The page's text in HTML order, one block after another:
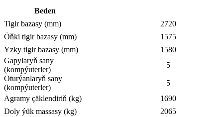
Beden
Tigir bazasy (mm)
2720
Öňki tigir bazasy (mm)
1575
Yzky tigir bazasy (mm)
1580
Gapylaryň sany
(kompýuterler)
5
Oturýanlaryň sany
(kompýuterler)
5
Agramy çäklendiriň (kg)
1690
Doly ýük massasy (kg)
2065